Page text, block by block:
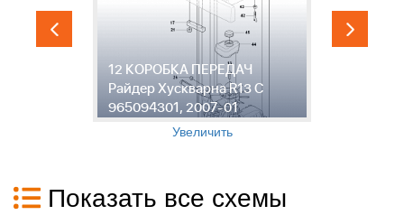
12 КОРОБКА ПЕРЕДАЧ
Райдер Хускварна R13 C
965094301, 2007-01
Увеличить
Показать все схемы